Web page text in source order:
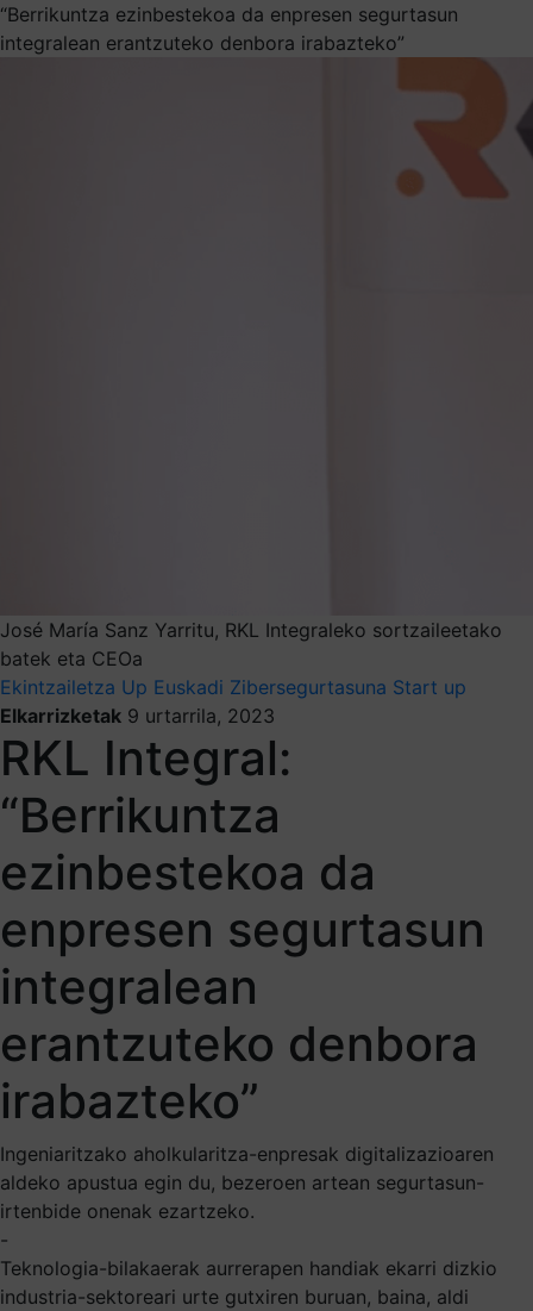
“Berrikuntza ezinbestekoa da enpresen segurtasun
integralean erantzuteko denbora irabazteko”
José María Sanz Yarritu, RKL Integraleko sortzaileetako
batek eta CEOa
Ekintzailetza Up Euskadi Zibersegurtasuna Start up
Elkarrizketak 9 urtarrila, 2023
RKL Integral:
“Berrikuntza
ezinbestekoa da
enpresen segurtasun
integralean
erantzuteko denbora
irabazteko”
Ingeniaritzako aholkularitza-enpresak digitalizazioaren
aldeko apustua egin du, bezeroen artean segurtasun-
irtenbide onenak ezartzeko.
-
Teknologia-bilakaerak aurrerapen handiak ekarri dizkio
industria-sektoreari urte gutxiren buruan, baina, aldi